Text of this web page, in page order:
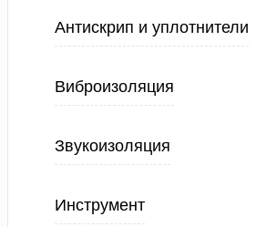
Антискрип и уплотнители
Виброизоляция
Звукоизоляция
Инструмент